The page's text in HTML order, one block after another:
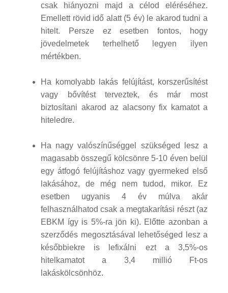
csak hiányozni majd a célod eléréséhez.
Emellett rövid idő alatt (5 év) le akarod tudni a
hitelt. Persze ez esetben fontos, hogy
jövedelmetek terhelhető legyen ilyen
mértékben.
Ha komolyabb lakás felújítást, korszerűsítést
vagy bővítést terveztek, és már most
biztosítani akarod az alacsony fix kamatot a
hiteledre.
Ha nagy valószínűséggel szükséged lesz a
magasabb összegű kölcsönre 5-10 éven belül
egy átfogó felújításhoz vagy gyermeked első
lakásához, de még nem tudod, mikor. Ez
esetben ugyanis 4 év múlva akár
felhasználhatod csak a megtakarítási részt (az
EBKM így is 5%-ra jön ki). Előtte azonban a
szerződés megosztásával lehetőséged lesz a
későbbiekre is lefixálni ezt a 3,5%-os
hitelkamatot a 3,4 millió Ft-os
lakáskölcsönhöz.